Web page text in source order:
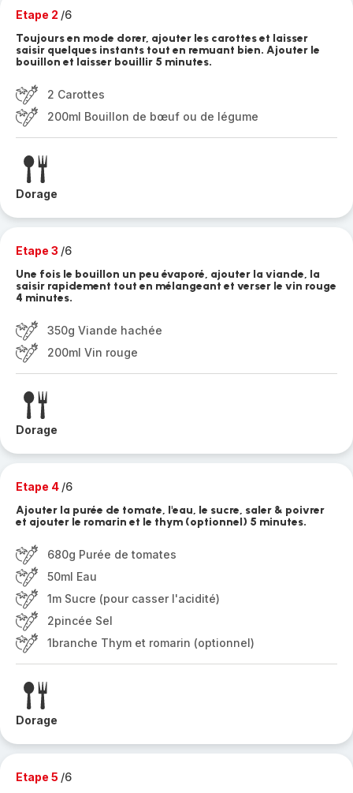
Etape 2 /6
Toujours en mode dorer, ajouter les carottes et laisser
saisir quelques instants tout en remuant bien. Ajouter le
bouillon et laisser bouillir 5 minutes.
2 Carottes
200ml Bouillon de bœuf ou de légume
Dorage
Etape 3 /6
Une fois le bouillon un peu évaporé, ajouter la viande, la
saisir rapidement tout en mélangeant et verser le vin rouge
4 minutes.
350g Viande hachée
200ml Vin rouge
Dorage
Etape 4 /6
Ajouter la purée de tomate, l'eau, le sucre, saler & poivrer
et ajouter le romarin et le thym (optionnel) 5 minutes.
680g Purée de tomates
50ml Eau
1m Sucre (pour casser l'acidité)
2pincée Sel
1branche Thym et romarin (optionnel)
Dorage
Etape 5 /6